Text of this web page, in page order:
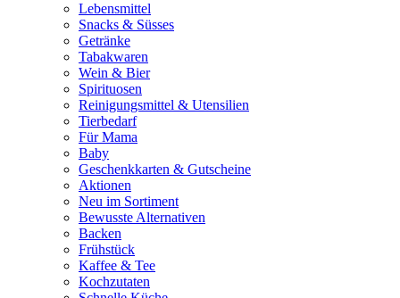
Lebensmittel
Snacks & Süsses
Getränke
Tabakwaren
Wein & Bier
Spirituosen
Reinigungsmittel & Utensilien
Tierbedarf
Für Mama
Baby
Geschenkkarten & Gutscheine
Aktionen
Neu im Sortiment
Bewusste Alternativen
Backen
Frühstück
Kaffee & Tee
Kochzutaten